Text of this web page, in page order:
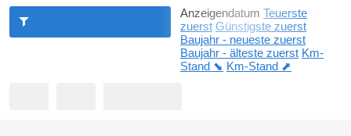
Anzeigendatum Teuerste
zuerst Günstigste zuerst
Baujahr - neueste zuerst
Baujahr - älteste zuerst Km-
Stand ⬊ Km-Stand ⬈